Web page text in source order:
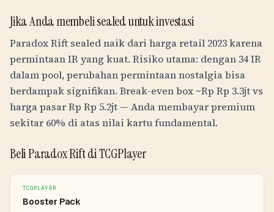
Jika Anda membeli sealed untuk investasi
Paradox Rift sealed naik dari harga retail 2023 karena
permintaan IR yang kuat. Risiko utama: dengan 34 IR
dalam pool, perubahan permintaan nostalgia bisa
berdampak signifikan. Break-even box ~Rp Rp 3.3jtvs
harga pasarRp Rp 5.2jt — Anda membayar premium
sekitar 60% di atas nilai kartu fundamental.
Beli Paradox Rift di TCGPlayer
TCGPLAYER
Booster Pack